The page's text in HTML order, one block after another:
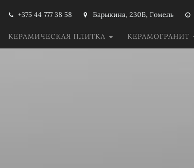
+375 44 777 38 58 Барыкина, 230Б, Гомель
КЕРАМИЧЕСКАЯ ПЛИТКА КЕРАМОГРАНИТ